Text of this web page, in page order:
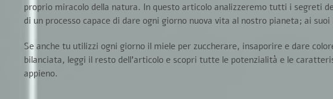
proprio miracolo della natura. In questo articolo analizzeremo tutti i segreti
di un processo capace di dare ogni giorno nuova vita al nostro pianeta; ai
Se anche tu utilizzi ogni giorno il miele per zuccherare, insaporire e dare
bilanciata, leggi il resto dell’articolo e scopri tutte le potenzialità e le
appieno.